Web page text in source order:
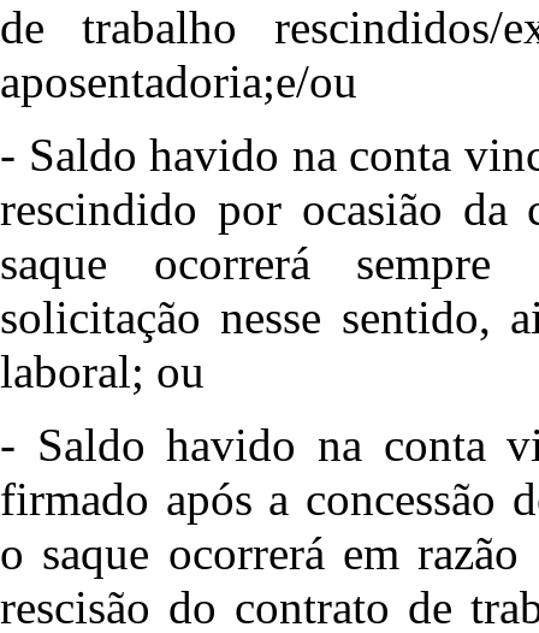
de trabalho rescindidos/
aposentadoria;e/ou
- Saldo havido na conta
rescindido por ocasião da
saque ocorrerá
solicitação nesse sentido,
laboral; ou
- Saldo havido na conta
firmado após a concessão
o saque ocorrerá em
rescisão do contrato de